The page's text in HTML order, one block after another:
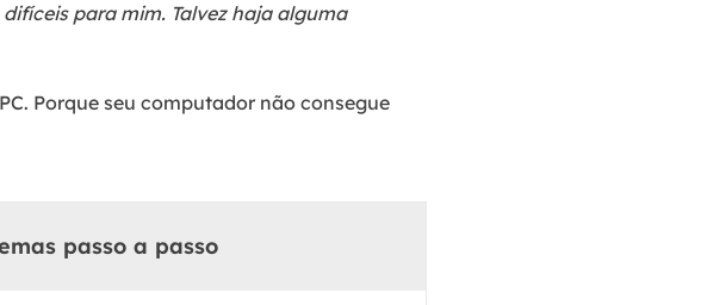
para mim. Talvez haja alguma
Porque seu computador não consegue
passo a passo